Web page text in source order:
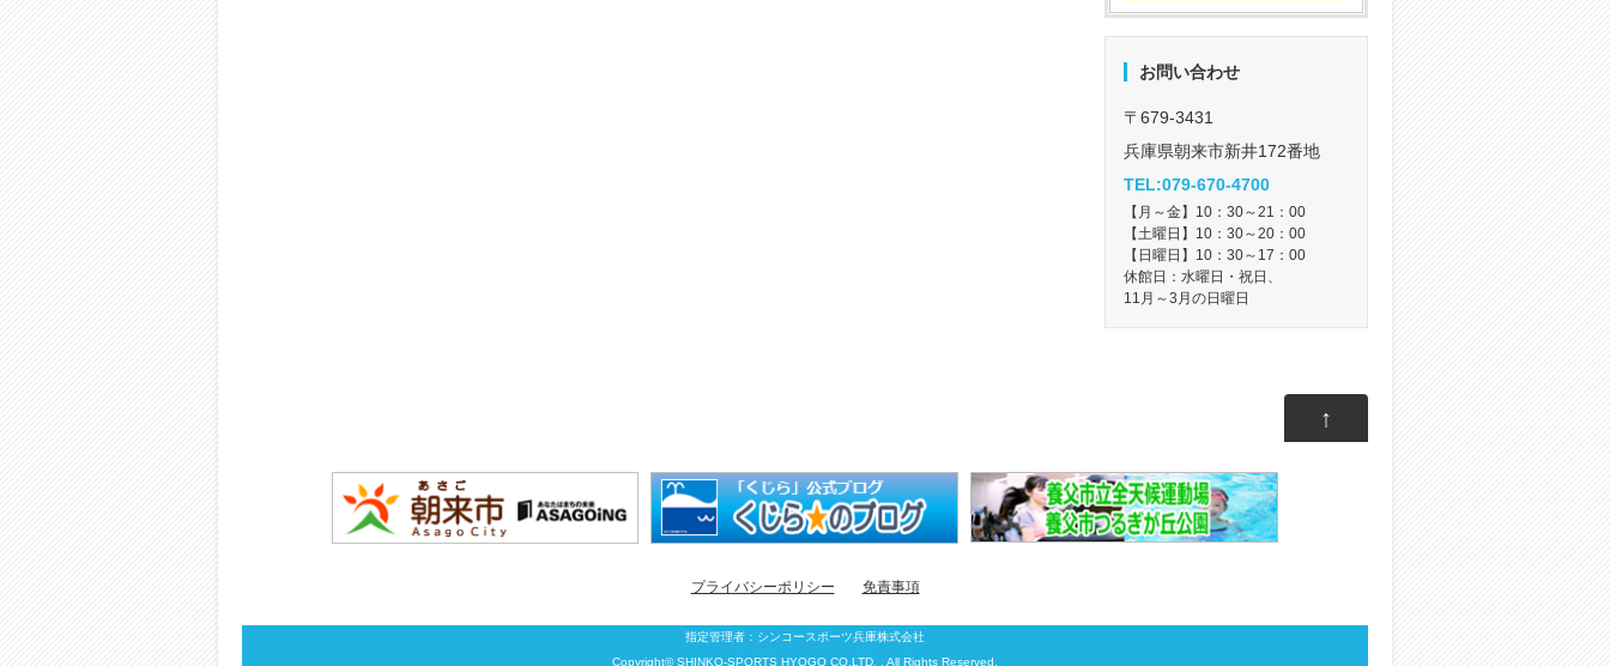
お問い合わせ
〒679-3431
兵庫県朝来市新井172番地
TEL:079-670-4700
【月～金】10：30～21：00
【土曜日】10：30～20：00
【日曜日】10：30～17：00
休館日：水曜日・祝日、
11月～3月の日曜日
↑
プライバシーポリシー 免責事項
指定管理者： シンコースポーツ兵庫株式会社
Copyright© SHINKO-SPORTS HYOGO CO.LTD. , All Rights Reserved.